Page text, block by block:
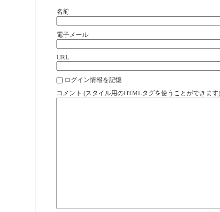
名前
電子メール
URL
ログイン情報を記憶
コメント (スタイル用のHTMLタグを使うことができます)